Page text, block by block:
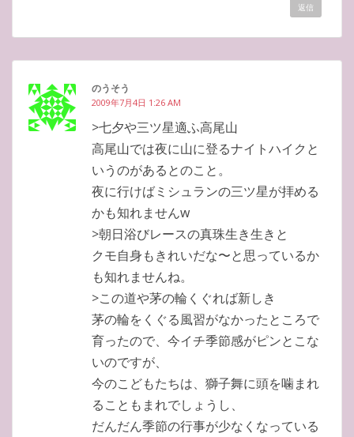
返信
のうそう
2009年7月4日 1:26 AM
>七夕や三ツ星適ふ高尾山
高尾山では夜に山に登るナイトハイクと
いうのがあるとのこと。
夜に行けばミシュランの三ツ星が拝める
かも知れませんw
>朝日浴びレースの真珠生き生きと
クモ自身もきれいだな〜と思っているか
も知れませんね。
>この道や茅の輪くぐれば新しき
茅の輪をくぐる風習がなかったところで
育ったので、今イチ季節感がピンとこな
いのですが、
今のこどもたちは、獅子舞に頭を噛まれ
ることもまれでしょうし、
だんだん季節の行事が少なくなっている